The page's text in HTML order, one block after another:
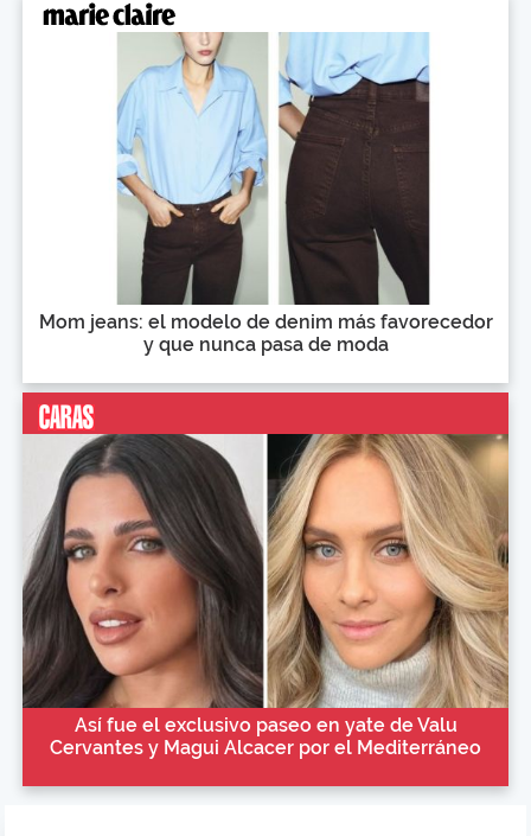
Mom jeans: el modelo de denim más favorecedor
y que nunca pasa de moda
Así fue el exclusivo paseo en yate de Valu
Cervantes y Magui Alcacer por el Mediterráneo